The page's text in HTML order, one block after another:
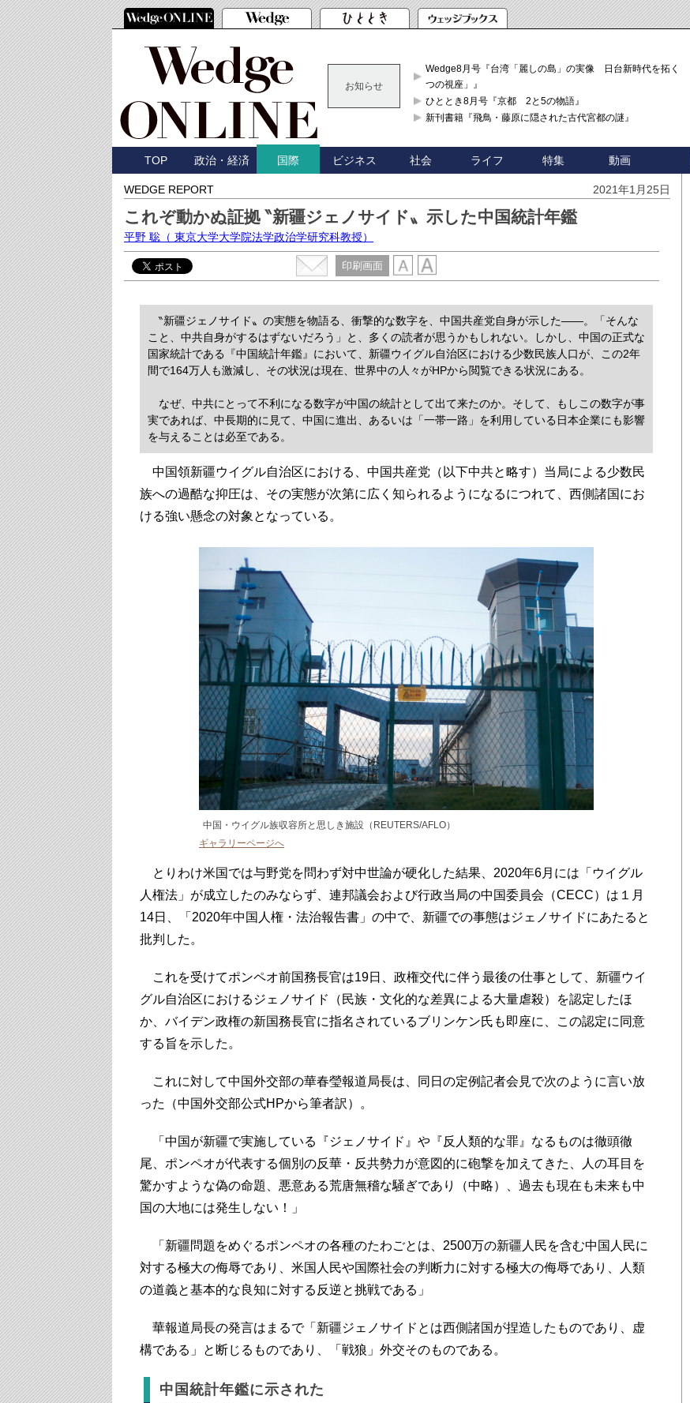
お知らせ
Wedge8月号『台湾「麗しの島」の実像 日台新時代を拓く「3
つの視座」』
ひととき8月号『京都 2と5の物語』
新刊書籍『飛鳥・藤原に隠された古代宮都の謎』
TOP 政治・経済 国際 ビジネス 社会 ライフ 特集 動画
WEDGE REPORT 2021年1月25日
これぞ動かぬ証拠 ‶新疆ジェノサイド〟示した中国統計年鑑
平野 聡 （ 東京大学大学院法学政治学研究科教授）
印刷画面
‶新疆ジェノサイド〟の実態を物語る、衝撃的な数字を、中国共産党自身が示した――。「そんな
こと、中共自身がするはずないだろう」と、多くの読者が思うかもしれない。しかし、中国の正式な
国家統計である『中国統計年鑑』において、新疆ウイグル自治区における少数民族人口が、この2年
間で164万人も激減し、その状況は現在、世界中の人々がHPから閲覧できる状況にある。
なぜ、中共にとって不利になる数字が中国の統計として出て来たのか。そして、もしこの数字が事
実であれば、中長期的に見て、中国に進出、あるいは「一帯一路」を利用している日本企業にも影響
を与えることは必至である。
中国領新疆ウイグル自治区における、中国共産党（以下中共と略す）当局による少数民
族への過酷な抑圧は、その実態が次第に広く知られるようになるにつれて、西側諸国にお
ける強い懸念の対象となっている。
中国・ウイグル族収容所と思しき施設（REUTERS/AFLO）
ギャラリーページへ
とりわけ米国では与野党を問わず対中世論が硬化した結果、2020年6月には「ウイグル
人権法」が成立したのみならず、連邦議会および行政当局の中国委員会（CECC）は１月
14日、「2020年中国人権・法治報告書」の中で、新疆での事態はジェノサイドにあたると
批判した。
これを受けてポンペオ前国務長官は19日、政権交代に伴う最後の仕事として、新疆ウイ
グル自治区におけるジェノサイド（民族・文化的な差異による大量虐殺）を認定したほ
か、バイデン政権の新国務長官に指名されているブリンケン氏も即座に、この認定に同意
する旨を示した。
これに対して中国外交部の華春瑩報道局長は、同日の定例記者会見で次のように言い放
った（中国外交部公式HPから筆者訳）。
「中国が新疆で実施している『ジェノサイド』や『反人類的な罪』なるものは徹頭徹
尾、ポンペオが代表する個別の反華・反共勢力が意図的に砲撃を加えてきた、人の耳目を
驚かすような偽の命題、悪意ある荒唐無稽な騒ぎであり（中略）、過去も現在も未来も中
国の大地には発生しない！」
「新疆問題をめぐるポンペオの各種のたわごとは、2500万の新疆人民を含む中国人民に
対する極大の侮辱であり、米国人民や国際社会の判断力に対する極大の侮辱であり、人類
の道義と基本的な良知に対する反逆と挑戦である」
華報道局長の発言はまるで「新疆ジェノサイドとは西側諸国が捏造したものであり、虚
構である」と断じるものであり、「戦狼」外交そのものである。
中国統計年鑑に示された